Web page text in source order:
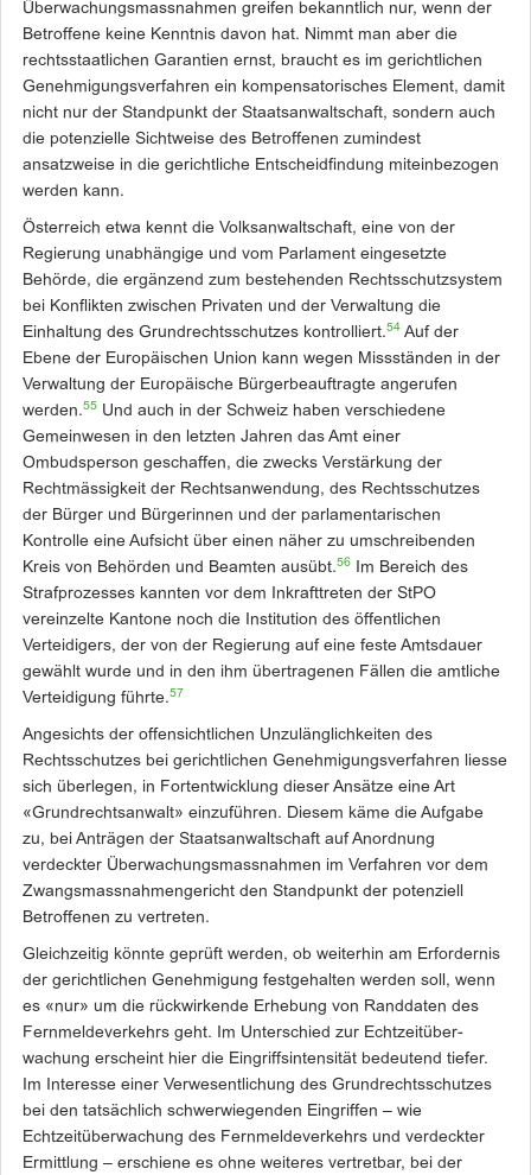
Überwachungsmassnahmen greifen bekanntlich nur, wenn der
Betroffene keine Kenntnis davon hat. Nimmt man aber die
rechtsstaatlichen Garantien ernst, braucht es im gerichtlichen
Genehmigungsverfahren ein kompensatorisches Element, damit
nicht nur der Standpunkt der Staatsanwaltschaft, sondern auch
die potenzielle Sichtweise des Betroffenen zumindest
ansatzweise in die gerichtliche Entscheidfindung miteinbezogen
werden kann.
Österreich etwa kennt die Volksanwaltschaft, eine von der
Regierung unabhängige und vom Parlament eingesetzte
Behörde, die ergänzend zum bestehenden Rechtsschutzsystem
bei Konflikten zwischen Privaten und der Verwaltung die
Einhaltung des Grundrechtsschutzes kontrolliert.54 Auf der
Ebene der Europäischen Union kann wegen Missständen in der
Verwaltung der Europäische Bürgerbeauftragte angerufen
werden.55 Und auch in der Schweiz haben verschiedene
Gemeinwesen in den letzten Jahren das Amt einer
Ombudsperson geschaffen, die zwecks Verstärkung der
Rechtmässigkeit der Rechtsanwendung, des Rechtsschutzes
der Bürger und Bürgerinnen und der parlamentarischen
Kontrolle eine Aufsicht über ­e­inen näher zu umschreibenden
Kreis von Behörden und Beamten ausübt.56
Im Bereich des
Strafprozesses kannten vor dem Inkrafttreten der StPO
vereinzelte Kantone noch die Institution des öffentlichen
Verteidigers, der von der Regierung auf eine feste Amtsdauer
gewählt wurde und in den ihm übertragenen Fällen die amtliche
Verteidigung führte.57
Angesichts der offensichtlichen Unzulänglichkeiten des
Rechtsschutzes bei gerichtlichen Genehmigungsverfahren liesse
sich überlegen, in Fortentwicklung dieser Ansätze eine Art
«Grundrechtsanwalt» einzuführen. Diesem käme die Aufgabe
zu, bei Anträgen der Staatsanwaltschaft auf Anordnung
verdeckter Überwachungsmassnahmen im Verfahren vor dem
Zwangsmassnahmengericht den Standpunkt der potenziell
Betroffenen zu vertreten.
Gleichzeitig könnte geprüft werden, ob weiterhin am Erfordernis
der gerichtlichen Genehmigung festgehalten werden soll, wenn
es «nur» um die rückwirkende Erhebung von Randdaten des
Fernmeldeverkehrs geht. Im Unterschied zur Echtzeit­über­
wachung erscheint hier die Eingriffsintensität bedeutend tiefer.
Im Interesse einer Verwesentlichung des Grundrechtsschutzes
bei den tatsächlich schwerwiegenden Eingriffen – wie
Echtzeitüberwachung des Fernmeldeverkehrs und verdeckter
Ermittlung – erschiene es ohne weiteres vertretbar, bei der